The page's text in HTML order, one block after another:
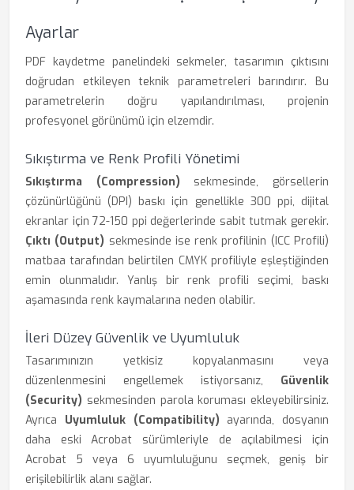
Ayarlar
PDF kaydetme panelindeki sekmeler, tasarımın çıktısını
doğrudan etkileyen teknik parametreleri barındırır. Bu
parametrelerin doğru yapılandırılması, projenin
profesyonel görünümü için elzemdir.
Sıkıştırma ve Renk Profili Yönetimi
Sıkıştırma (Compression) sekmesinde, görsellerin
çözünürlüğünü (DPI) baskı için genellikle 300 ppi, dijital
ekranlar için 72-150 ppi değerlerinde sabit tutmak gerekir.
Çıktı (Output) sekmesinde ise renk profilinin (ICC Profili)
matbaa tarafından belirtilen CMYK profiliyle eşleştiğinden
emin olunmalıdır. Yanlış bir renk profili seçimi, baskı
aşamasında renk kaymalarına neden olabilir.
İleri Düzey Güvenlik ve Uyumluluk
Tasarımınızın yetkisiz kopyalanmasını veya
düzenlenmesini engellemek istiyorsanız, Güvenlik
(Security) sekmesinden parola koruması ekleyebilirsiniz.
Ayrıca Uyumluluk (Compatibility) ayarında, dosyanın
daha eski Acrobat sürümleriyle de açılabilmesi için
Acrobat 5 veya 6 uyumluluğunu seçmek, geniş bir
erişilebilirlik alanı sağlar.